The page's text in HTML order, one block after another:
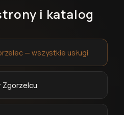
i katalog
— wszystkie usługi
Zgorzelcu